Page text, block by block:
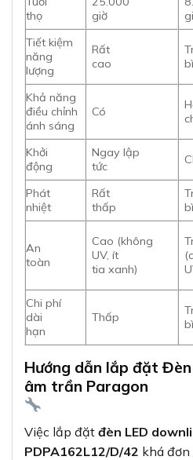
thọ
giờ
Tiết kiệm
năng
lượng
Rất
cao
Khả năng
điều chỉnh
ánh sáng
Có
Khởi
động
Ngay lập
tức
Phát
nhiệt
Rất
thấp
An
toàn
Cao (không
UV, ít
tia xanh)
Chi phí
dài
hạn
Thấp
Hướng dẫn lắp đặt
âm trần Paragon
Việc lắp đặt đèn LED
PDPA162L12/D/42 khá